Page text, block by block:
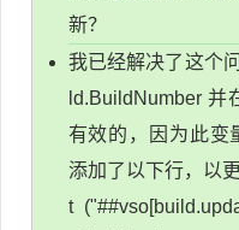
新？
我已经解决了这个
ld.BuildNumber
有效的，因为此变
添加了以下行，以
t